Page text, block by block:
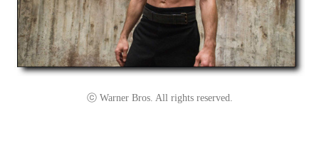
ⓒ Warner Bros. All rights reserved.